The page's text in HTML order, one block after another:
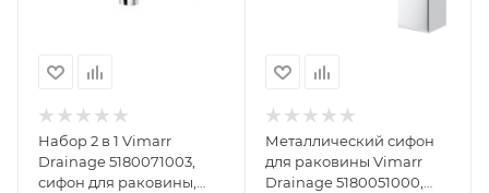
Набор 2 в 1 Vimarr
Drainage 5180071003,
сифон для раковины,
Металлический сифон
для раковины Vimarr
Drainage 5180051000,